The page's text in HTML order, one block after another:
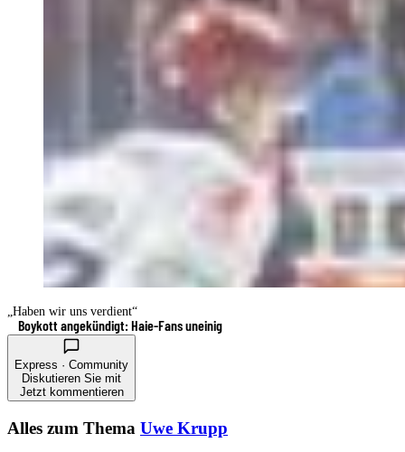
„Haben wir uns verdient“
Boykott angekündigt: Haie-Fans uneinig
Express · Community
Diskutieren Sie mit
Jetzt kommentieren
Alles zum Thema Uwe Krupp